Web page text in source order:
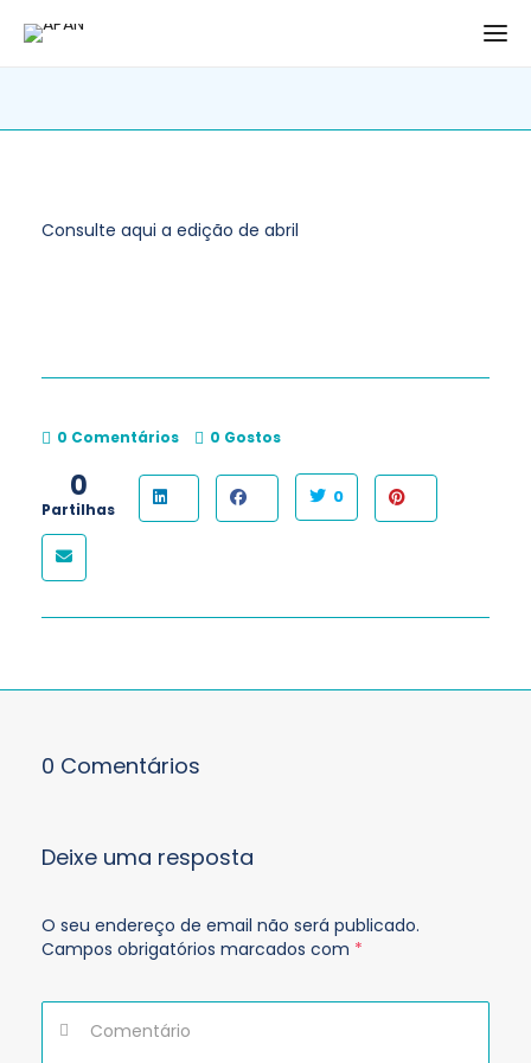
Consulte aqui a edição de abril
0 Comentários 0 Gostos
0
Partilhas
0
0 Comentários
Deixe uma resposta
O seu endereço de email não será publicado.
Campos obrigatórios marcados com *